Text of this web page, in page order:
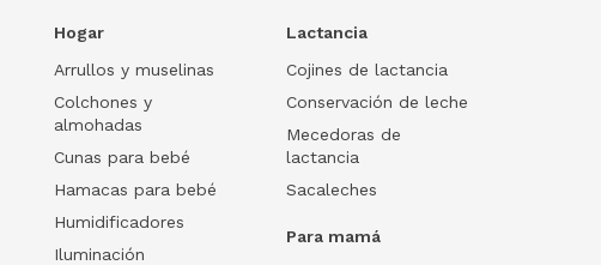
Hogar
Arrullos y muselinas
Colchones y
almohadas
Cunas para bebé
Hamacas para bebé
Humidificadores
Iluminación
Lactancia
Cojines de lactancia
Conservación de leche
Mecedoras de
lactancia
Sacaleches
Para mamá